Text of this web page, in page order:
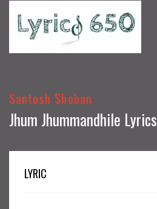
Santosh Shoban
Jhum Jhummandhile Lyrics
LYRIC